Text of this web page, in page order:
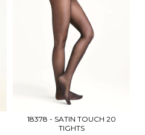
18378 - SATIN TOUCH 20
TIGHTS